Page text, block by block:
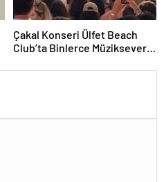
Çakal Konseri Ülfet Beach
Club’ta Binlerce Müzikseveri